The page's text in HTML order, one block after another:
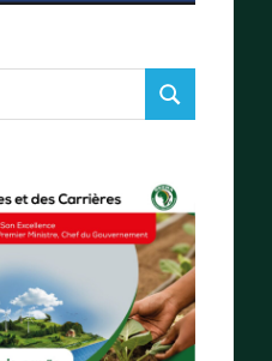
SEARCH